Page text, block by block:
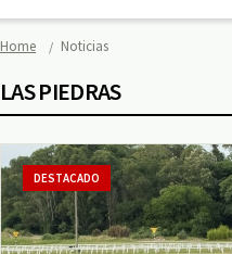
Home Noticias
LAS PIEDRAS
DESTACADO